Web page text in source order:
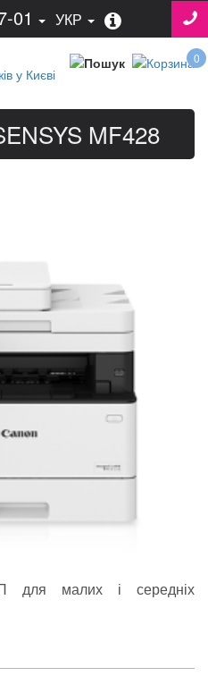
01 УКР
0
MF428
для малих і середніх